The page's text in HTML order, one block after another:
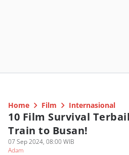
Home Film Internasional
10 Film Survival
Train to Busan!
07 Sep 2024, 08:00 WIB
Adam